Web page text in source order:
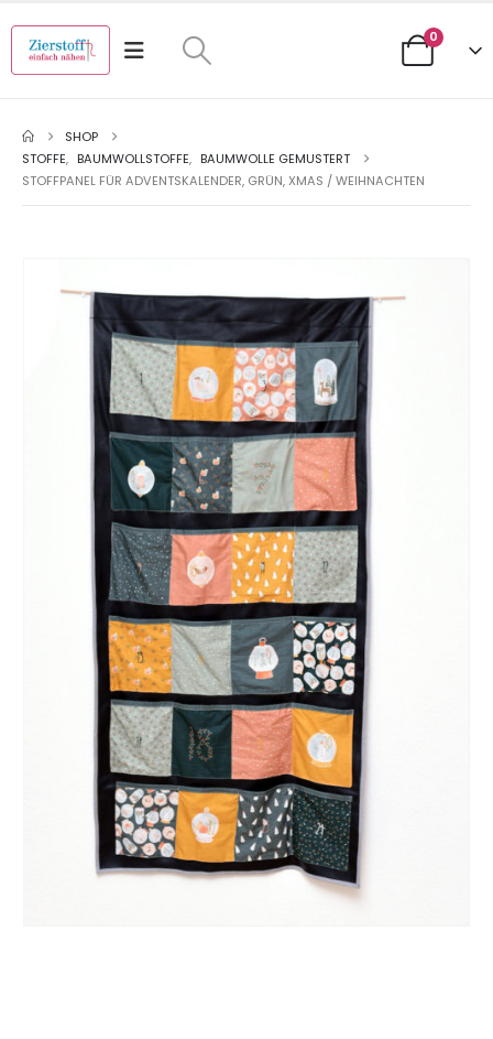
0
SHOP
STOFFE, BAUMWOLLSTOFFE, BAUMWOLLE GEMUSTERT
STOFFPANEL FÜR ADVENTSKALENDER, GRÜN, XMAS / WEIHNACHTEN